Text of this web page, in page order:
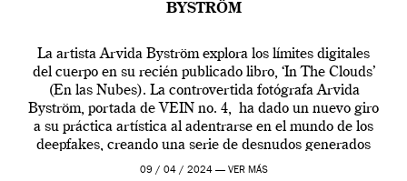
BYSTRÖM
La artista Arvida Byström explora los límites digitales
del cuerpo en su recién publicado libro, ‘In The Clouds’
(En las Nubes). La controvertida fotógrafa Arvida
Byström, portada de VEIN no. 4, ha dado un nuevo giro
a su práctica artística al adentrarse en el mundo de los
deepfakes, creando una serie de desnudos generados
por […]
09 / 04 / 2024 — VER MÁS